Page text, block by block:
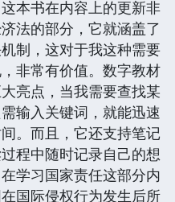
本书在内容上的更新非
法的部分，它就涵盖了
制，这对于我这种需要
非常有价值。数字教材
亮点，当我需要查找某
输入关键词，就能迅速
。而且，它还支持笔记
程中随时记录自己的想
学习国家责任这部分内
国际侵权行为发生后所